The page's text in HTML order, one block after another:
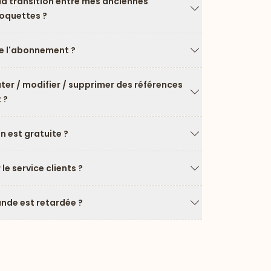
?
l'abonnement ?
Flèche vers le
/ modifier / supprimer des références
est gratuite ?
Flèche vers le
service clients ?
Flèche vers le
est retardée ?
Flèche vers le